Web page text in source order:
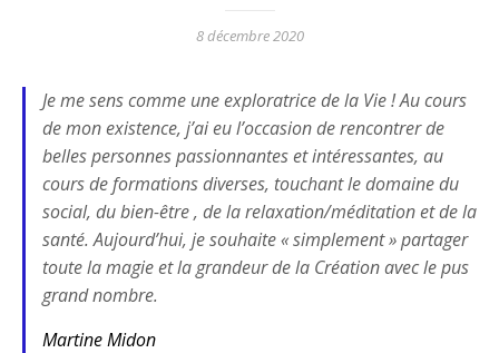
8 décembre 2020
Je me sens comme une exploratrice de la Vie ! Au cours
de mon existence, j’ai eu l’occasion de rencontrer de
belles personnes passionnantes et intéressantes, au
cours de formations diverses, touchant le domaine du
social, du bien-être , de la relaxation/méditation et de la
santé. Aujourd’hui, je souhaite « simplement » partager
toute la magie et la grandeur de la Création avec le pus
grand nombre.
Martine Midon